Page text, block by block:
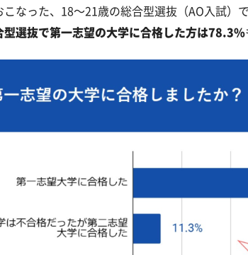
こなった、18～21歳の総合型選抜（AO入試）
型選抜で第一志望の大学に合格した方は78.3%